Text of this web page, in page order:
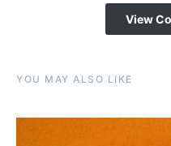
View
YOU MAY ALSO LIKE